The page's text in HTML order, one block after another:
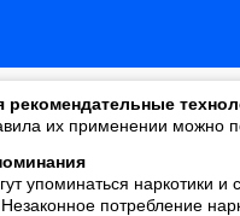
рекомендательные
их применении можно
упоминаться наркотики и
потребление